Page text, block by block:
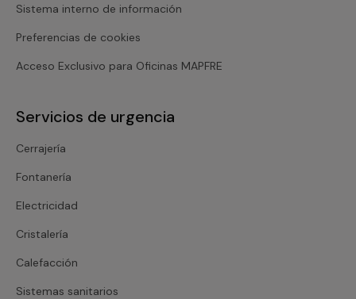
Sistema interno de información
Preferencias de cookies
Acceso Exclusivo para Oficinas MAPFRE
Servicios de urgencia
Cerrajería
Fontanería
Electricidad
Cristalería
Calefacción
Sistemas sanitarios